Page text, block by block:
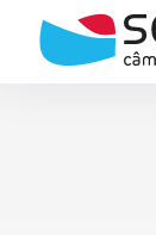
Saltar para o